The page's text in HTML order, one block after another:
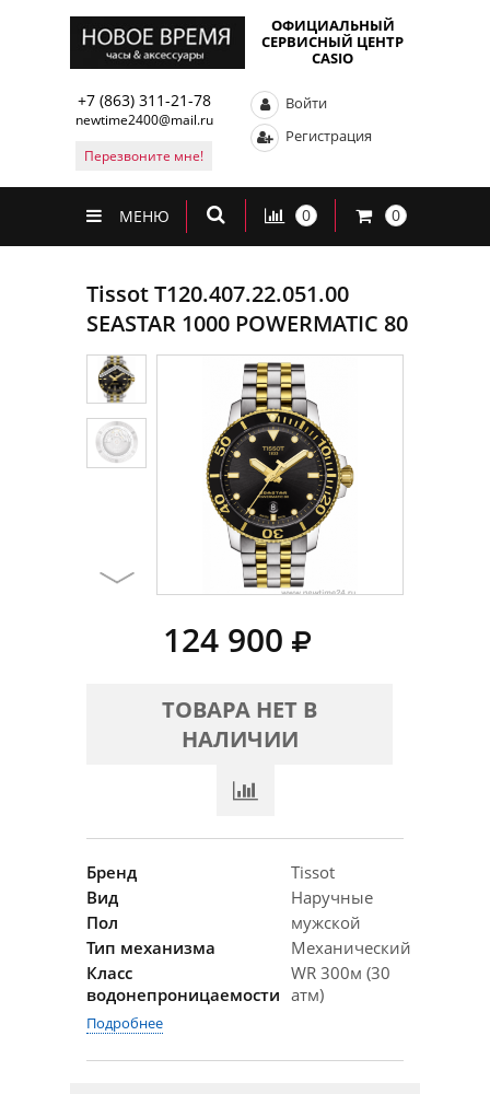
ОФИЦИАЛЬНЫЙ
СЕРВИСНЫЙ ЦЕНТР
CASIO
+7 (863) 311-21-78
newtime2400@mail.ru
Перезвоните мне!
Войти
Регистрация
МЕНЮ 0 0
Tissot T120.407.22.051.00
SEASTAR 1000 POWERMATIC 80
124 900
ТОВАРА НЕТ В
НАЛИЧИИ
Бренд
Tissot
Вид
Наручные
Пол
мужской
Тип механизма
Механический
Класс
водонепроницаемости
WR 300м (30
атм)
Подробнее